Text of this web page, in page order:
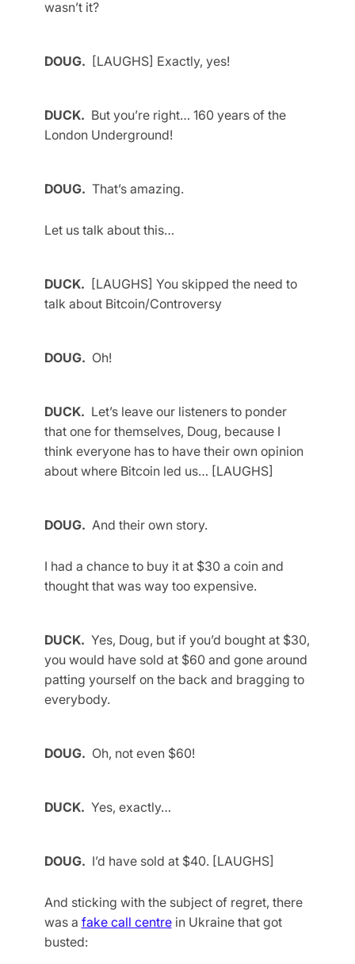
wasn’t it?
DOUG. [LAUGHS] Exactly, yes!
DUCK. But you’re right… 160 years of the
London Underground!
DOUG. That’s amazing.
Let us talk about this…
DUCK. [LAUGHS] You skipped the need to
talk about Bitcoin/Controversy
DOUG. Oh!
DUCK. Let’s leave our listeners to ponder
that one for themselves, Doug, because I
think everyone has to have their own opinion
about where Bitcoin led us… [LAUGHS]
DOUG. And their own story.
I had a chance to buy it at $30 a coin and
thought that was way too expensive.
DUCK. Yes, Doug, but if you’d bought at $30,
you would have sold at $60 and gone around
patting yourself on the back and bragging to
everybody.
DOUG. Oh, not even $60!
DUCK. Yes, exactly…
DOUG. I’d have sold at $40. [LAUGHS]
And sticking with the subject of regret, there
was a fake call centrein Ukraine that got
busted: